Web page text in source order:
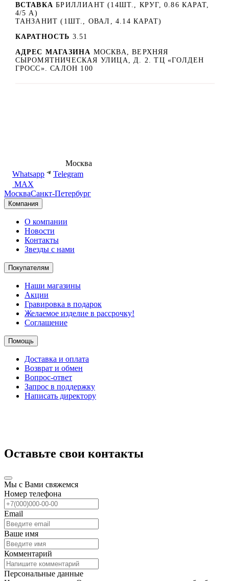
ВСТАВКА БРИЛЛИАНТ (14ШТ., КРУГ, 0.86 КАРАТ,
4/5 А)
ТАНЗАНИТ (1ШТ., ОВАЛ, 4.14 КАРАТ)
КАРАТНОСТЬ 3.51
АДРЕС МАГАЗИНА МОСКВА, ВЕРХНЯЯ
СЫРОМЯТНИЧЕСКАЯ УЛИЦА, Д. 2. ТЦ «ГОЛДЕН
ГРОСС». САЛОН 100
Москва
Whatsapp
Telegram
MAX
МоскваСанкт-Петербург
Компания
О компании
Новости
Контакты
Звезды с нами
Покупателям
Наши магазины
Акции
Гравировка в подарок
Желаемое изделие в рассрочку!
Соглашение
Помощь
Доставка и оплата
Возврат и обмен
Вопрос-ответ
Запрос в поддержку
Написать директору
Оставьте свои контакты
Мы с Вами свяжемся
Номер телефона
Email
Ваше имя
Комментарий
Персональные данные